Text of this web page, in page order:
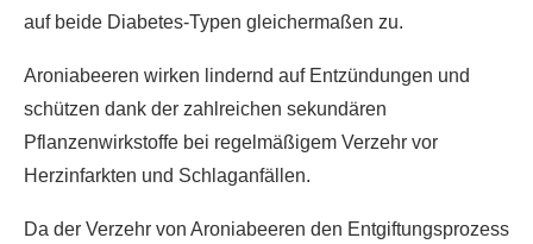
auf beide Diabetes-Typen gleichermaßen zu.
Aroniabeeren wirken lindernd auf Entzündungen und
schützen dank der zahlreichen sekundären
Pflanzenwirkstoffe bei regelmäßigem Verzehr vor
Herzinfarkten und Schlaganfällen.
Da der Verzehr von Aroniabeeren den Entgiftungsprozess